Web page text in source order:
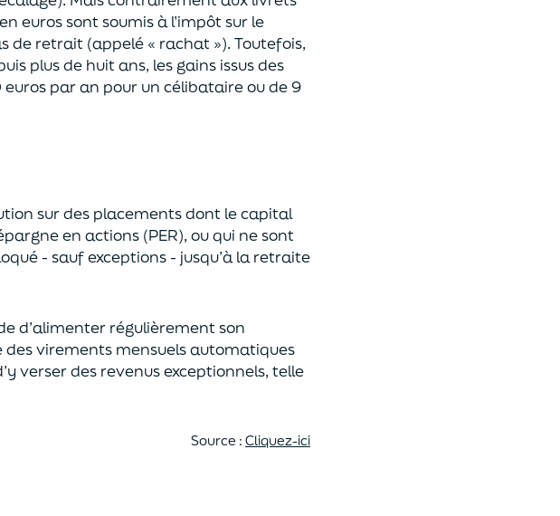
euros sont soumis à l’impôt sur le
de retrait (appelé « rachat »). Toutefois,
plus de huit ans, les gains issus des
par an pour un célibataire ou de 9
sur des placements dont le capital
en actions (PER), ou qui ne sont
- sauf exceptions - jusqu’à la retraite
d’alimenter régulièrement son
virements mensuels automatiques
verser des revenus exceptionnels, telle
Source : Cliquez-ici